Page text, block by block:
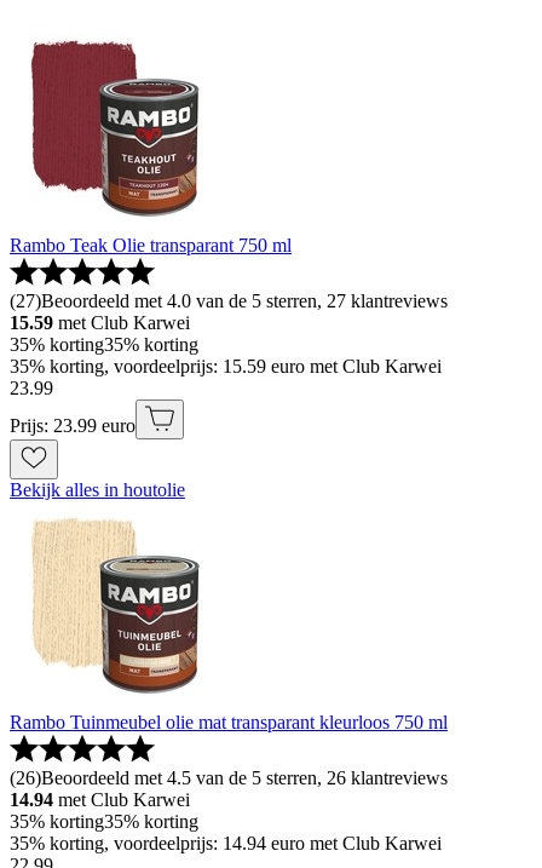
Rambo Teak Olie transparant 750 ml
(27)Beoordeeld met 4.0 van de 5 sterren, 27 klantreviews
15.59 met Club Karwei
35% korting35% korting
35% korting, voordeelprijs: 15.59 euro met Club Karwei
23.99
Prijs: 23.99 euro
Bekijk alles in houtolie
Rambo Tuinmeubel olie mat transparant kleurloos 750 ml
(26)Beoordeeld met 4.5 van de 5 sterren, 26 klantreviews
14.94 met Club Karwei
35% korting35% korting
35% korting, voordeelprijs: 14.94 euro met Club Karwei